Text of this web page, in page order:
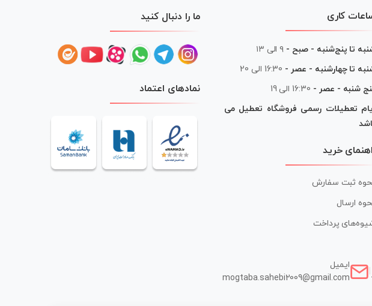
کاری
تا پنج‌شنبه - صبح - ۹ الی ۱۳
تا چهارشنبه - عصر - 16:30 الی 20
شنبه - عصر - 16:30 الی 19
تعطیلات رسمی فروشگاه تعطیل می
خرید
ثبت سفارش
ارسال
پرداخت
ما را دنبال کنید
نمادهای اعتماد
ایمیل
mogtaba.sahebi2009@gmail.com